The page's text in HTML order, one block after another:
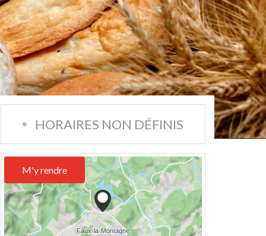
HORAIRES NON DÉFINIS
M'y rendre